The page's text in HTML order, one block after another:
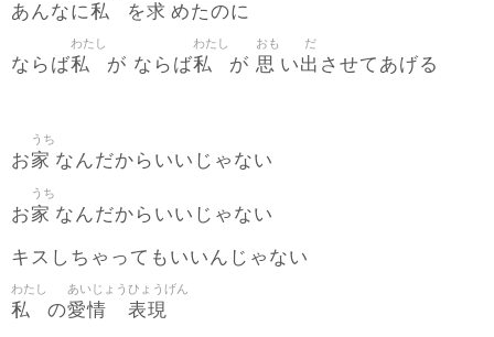
あんなに私 を求 めたのに
ならば私
わたし
が ならば私
わたし
が 思
おも
い出
だ
させてあげる
お家
うち
なんだからいいじゃない
お家
うち
なんだからいいじゃない
キスしちゃってもいいんじゃない
私
わたし
の愛情
あいじょう
表現
ひょうげん